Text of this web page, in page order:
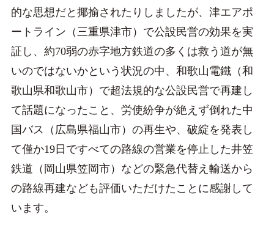
的な思想だと揶揄されたりしましたが、津エアポ
ートライン（三重県津市）で公設民営の効果を実
証し、約70弱の赤字地方鉄道の多くは救う道が無
いのではないかという状況の中、和歌山電鐵（和
歌山県和歌山市）で超法規的な公設民営で再建し
て話題になったこと、労使紛争が絶えず倒れた中
国バス（広島県福山市）の再生や、破綻を発表し
て僅か19日ですべての路線の営業を停止した井笠
鉄道（岡山県笠岡市）などの緊急代替え輸送から
の路線再建なども評価いただけたことに感謝して
います。